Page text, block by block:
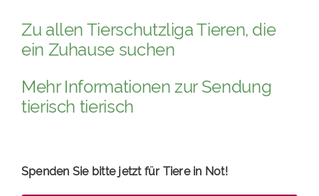
Zu allen Tierschutzliga Tieren, die
ein Zuhause suchen
Mehr Informationen zur Sendung
tierisch tierisch
Spenden Sie bitte jetzt für Tiere in Not!